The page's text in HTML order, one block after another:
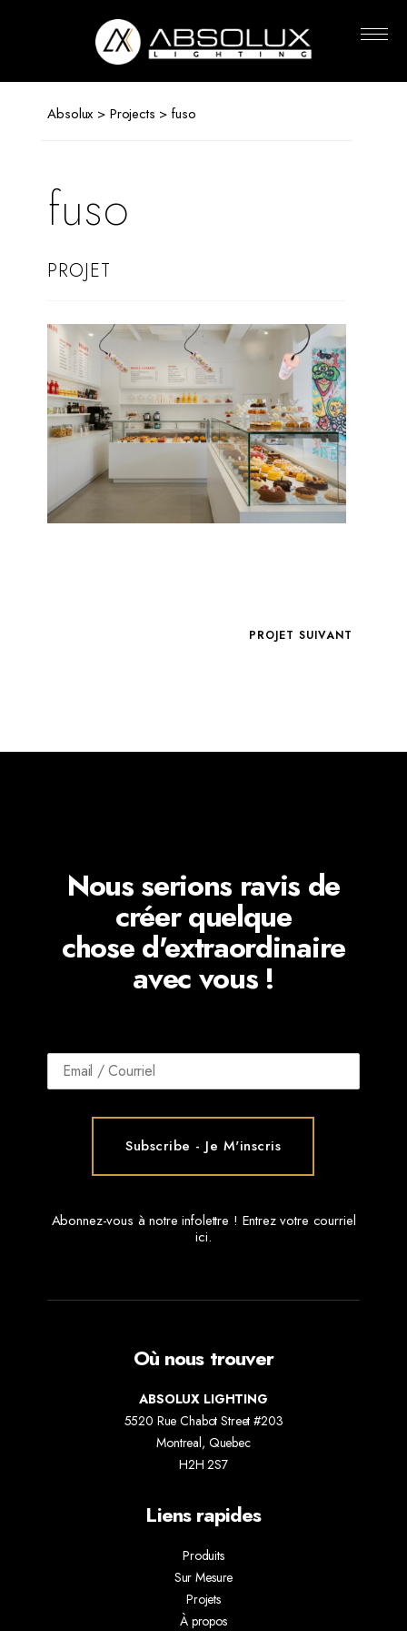
Absolux > Projects > fuso
fuso
PROJET
PROJET SUIVANT
Nous serions ravis de
créer quelque
chose d'extraordinaire
avec vous !
Abonnez-vous à notre infolettre ! Entrez votre courriel
ici.
Où nous trouver
ABSOLUX LIGHTING
5520 Rue Chabot Street #203
Montreal, Quebec
H2H 2S7
Liens rapides
Produits
Sur Mesure
Projets
À propos